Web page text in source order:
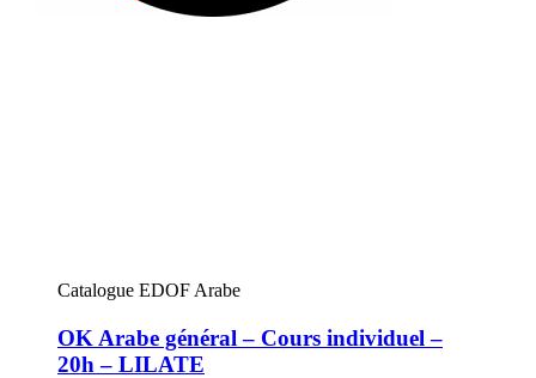
Catalogue EDOF Arabe
OK Arabe général – Cours individuel –
20h – LILATE